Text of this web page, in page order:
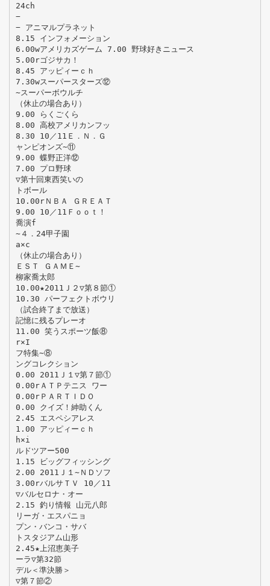
24ch
−
− アニマルプラネット
8.15 インフォメーション
6.00wアメリカズゲーム 7.00 野球好きニュース
5.00rゴジサカ！
8.45 アッピィーｃｈ
7.30wスーパースターズ⑫
∼スーパーボウルチ
（休止の場合あり）
9.00 らくごくら
8.00 高校アメリカンフッ
8.30 10／11Ｅ．Ｎ．Ｇ
ャンピオンズ∼⑪
9.00 蝶野正洋⑫
7.00 プロ野球
▽第十回東西笑いの
トボール
10.00rＮＢＡ ＧＲＥＡＴ
9.00 10／11Ｆｏｏｔ！
喬演f
∼４．24甲子園
a×c
（休止の場合あり）
ＥＳＴ ＧＡＭＥ∼
柳家喬太郎
10.00★2011Ｊ２▽第８節①
10.30 パーフェクトボウリ
（試合終了まで放送）
記憶に残るプレーオ
11.00 笑うスポーツ飯⑧
r×I
フ特集∼⑧
ングコレクション
0.00 2011Ｊ１▽第７節①
0.00rＡＴＰテニス ワー
0.00rＰＡＲＴＩＤＯ
0.00 クイズ！紳助くん
2.45 エスペシアレス
1.00 アッピィーｃｈ
h×i
ルドツアー500
1.15 ビッグフィッシング
2.00 2011Ｊ１∼ＮＤソフ
3.00rバルサＴＶ 10／11
▽バルセロナ・オー
2.15 釣り情報 山元八郎
リーガ・エスパニョ
プン・バンコ・サバ
トスタジアム山形
2.45★上沼恵美子
ーラ▽第32節
デル＜準決勝＞
▽第７節②